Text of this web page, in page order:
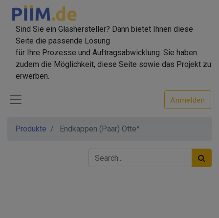
Sind Sie ein Glashersteller? Dann bietet Ihnen diese
Seite die passende Lösung
für Ihre Prozesse und Auftragsabwicklung. Sie haben
zudem die Möglichkeit, diese Seite sowie das Projekt zu
erwerben.
Anmelden
Produkte Endkappen (Paar) Otte^